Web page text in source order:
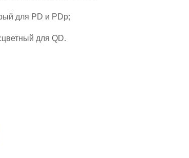
для PD и PDp;
для QD.